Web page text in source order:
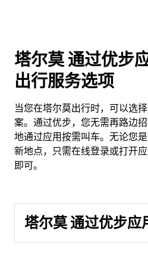
塔尔莫 通过优步
出行服务选项
当您在塔尔莫出行时，可以选
案。通过优步，您无需再路边
地通过应用按需叫车。无论您
新地点，只需在线登录或打开
即可。
塔尔莫 通过优步应